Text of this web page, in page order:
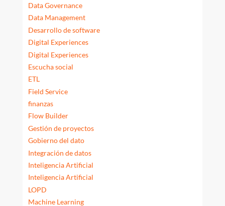
Data Governance
Data Management
Desarrollo de software
Digital Experiences
Digital Experiences
Escucha social
ETL
Field Service
finanzas
Flow Builder
Gestión de proyectos
Gobierno del dato
Integración de datos
Inteligencia Artificial
Inteligencia Artificial
LOPD
Machine Learning